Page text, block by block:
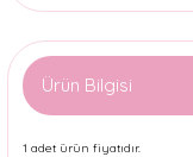
Ürün Bilgisi
1 adet ürün fiyatıdır.